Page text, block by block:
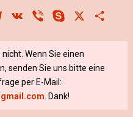
Telegram
VK Viber Skype
Wenn Sie einen
senden Sie uns bitte eine
per E-Mail:
. Dank!